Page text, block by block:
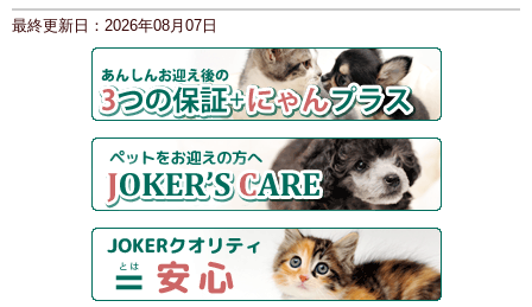
最終更新日：2026年08月07日